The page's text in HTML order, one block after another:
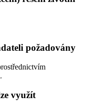
požadovány
využít